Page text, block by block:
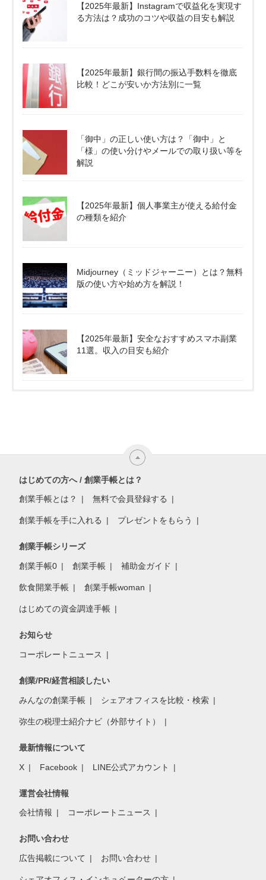
【2025年最新】Instagramで収益化を実現す
る方法は？成功のコツや収益の目安も解説
【2025年最新】銀行間の振込手数料を徹底
比較！どこが安いか方法別に一覧
「御中」の正しい使い方は？「御中」と
「様」の使い分けやメールでの取り扱い等を
解説
【2025年最新】個人事業主が使える給付金
の種類を紹介
Midjourney（ミッドジャーニー）とは？無料
版の使い方や始め方を解説！
【2025年最新】安全なおすすめスマホ副業
11選。収入の目安も紹介
はじめての方へ / 創業手帳とは？
創業手帳とは？ 無料で会員登録する
創業手帳を手に入れる プレゼントをもらう
創業手帳シリーズ
創業手帳0 創業手帳 補助金ガイド
飲食開業手帳 創業手帳woman
はじめての資金調達手帳
お知らせ
コーポレートニュース
創業/PR/経営相談したい
みんなの創業手帳 シェアオフィスを比較・検索
弥生の税理士紹介ナビ（外部サイト）
最新情報について
X Facebook LINE公式アカウント
運営会社情報
会社情報 コーポレートニュース
お問い合わせ
広告掲載について お問い合わせ